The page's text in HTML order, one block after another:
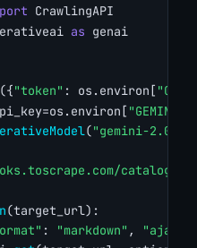
CrawlingAPI
as genai
({"token" : os.environ[
("gemini-2.0-
(target_url):
: "markdown" ,